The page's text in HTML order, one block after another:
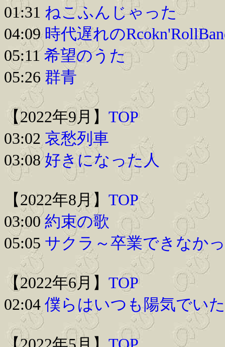
01:31 ねこふんじゃった
04:09時代遅れの
05:11希望のうた
05:26 群青
【2022年9月】 TOP
03:02 哀愁列車
03:08好きになった人
【2022年8月】 TOP
03:00約束の歌
05:05 サクラ～卒業できなか
【2022年6月】 TOP
02:04 僕らはいつも陽気でい